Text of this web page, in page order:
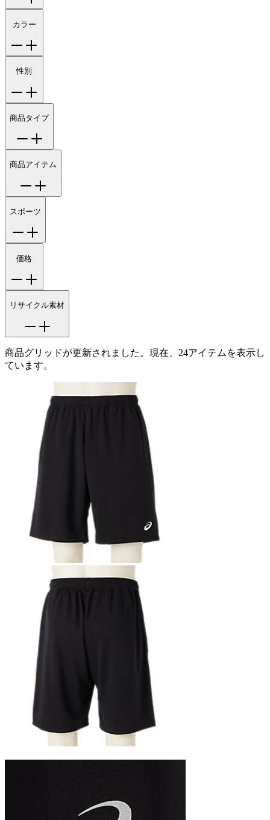
カラー
性別
商品タイプ
商品アイテム
スポーツ
価格
リサイクル素材
商品グリッドが更新されました。現在、24アイテムを表示し
ています。